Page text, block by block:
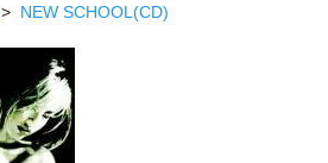
> NEW SCHOOL(CD)